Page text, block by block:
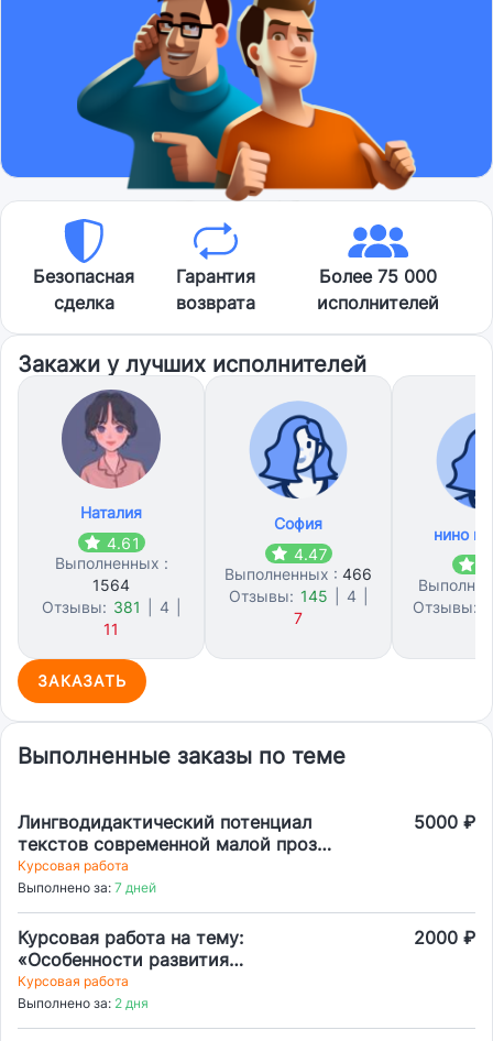
Безопасная
сделка
Гарантия
возврата
Более 75 000
исполнителей
Закажи у лучших исполнителей
Наталия
4.61
Выполненных :
1564
Отзывы: 381 4
11
София
4.47
Выполненных : 466
Отзывы: 145 4
7
нино
Отзывы:
ЗАКАЗАТЬ
Выполненные заказы по теме
Лингводидактический потенциал
текстов современной малой прозы
на уроке русского языка как
иностранного
5000 ₽
Курсовая работа
Выполнено за: 7 дней
Курсовая работа на тему:
«Особенности развития
представлений об окружающем
мире у детей с нарушением зрения»
2000 ₽
Курсовая работа
Выполнено за: 2 дня